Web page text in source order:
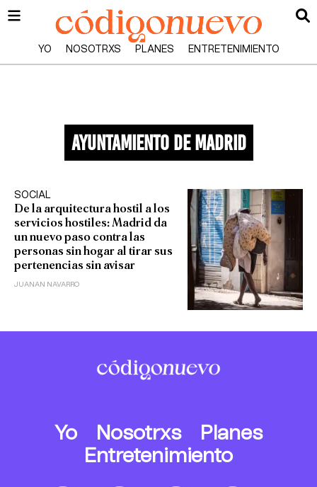
YO NOSOTRXS PLANES ENTRETENIMIENTO
ayuntamiento de madrid
SOCIAL
De la arquitectura hostil a los
servicios hostiles: Madrid da
un nuevo paso contra las
personas sin hogar al tirar sus
pertenencias sin avisar
JUANAN NAVARRO
Yo Nosotrxs
Planes
Entretenimiento